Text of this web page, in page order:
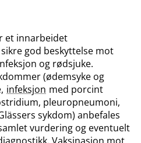
et innarbeidet
god beskyttelse mot
og rødsjuke.
(ødemsyke og
infeksjon med porcint
pleuropneumoni,
sykdom) anbefales
vurdering og eventuelt